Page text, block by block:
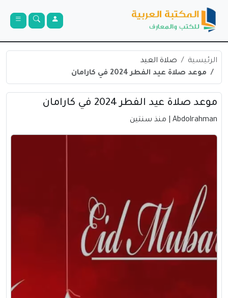
الرئيسية
صلاة العيد
موعد صلاة عيد الفطر 2024 في كارامان
موعد صلاة عيد الفطر 2024 في كارامان
Abdolrahman | منذ سنتين